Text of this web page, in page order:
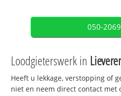
050-
Loodgieterswerk in
Heeft u lekkage, verstopping of
niet en neem direct contact met